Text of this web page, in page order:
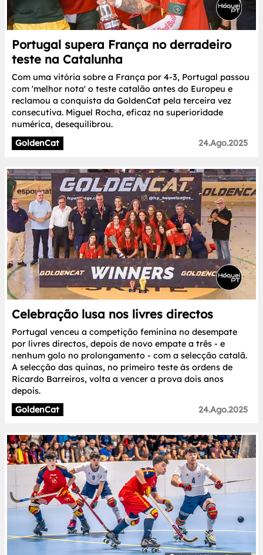
Portugal supera França no derradeiro
teste na Catalunha
Com uma vitória sobre a França por 4-3, Portugal passou
com 'melhor nota' o teste catalão antes do Europeu e
reclamou a conquista da GoldenCat pela terceira vez
consecutiva. Miguel Rocha, eficaz na superioridade
numérica, desequilibrou.
GoldenCat
24.Ago.2025
Celebração lusa nos livres directos
Portugal venceu a competição feminina no desempate
por livres directos, depois de novo empate a três - e
nenhum golo no prolongamento - com a selecção catalã.
A selecção das quinas, no primeiro teste às ordens de
Ricardo Barreiros, volta a vencer a prova dois anos
depois.
GoldenCat
24.Ago.2025